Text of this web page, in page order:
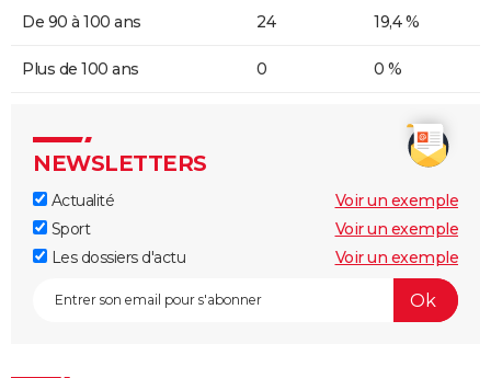
De 90 à 100 ans 24 19,4 %
Plus de 100 ans 0 0 %
NEWSLETTERS
Actualité
Voir un exemple
Sport
Voir un exemple
Les dossiers d'actu
Voir un exemple